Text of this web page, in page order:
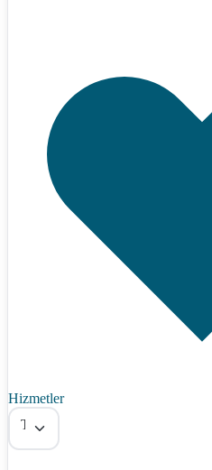
Hizmetler
Tümü